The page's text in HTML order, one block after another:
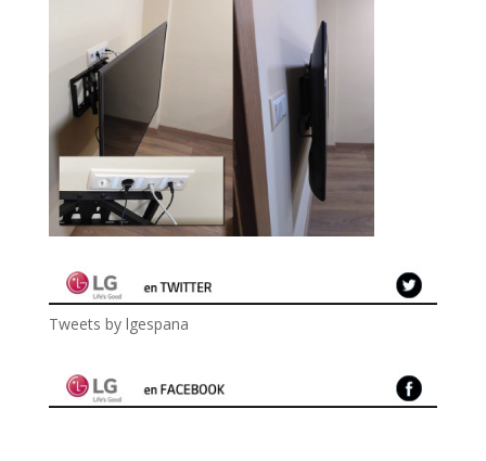
Tweets by lgespana